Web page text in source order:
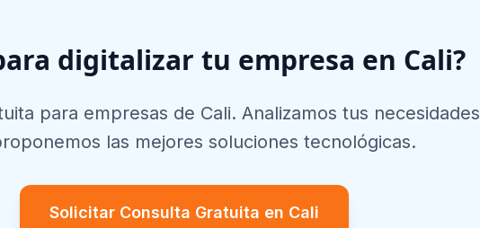
digitalizar tu empresa en Cali?
para empresas de Cali. Analizamos tus necesidades
las mejores soluciones tecnológicas.
Solicitar Consulta Gratuita en Cali